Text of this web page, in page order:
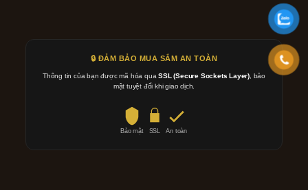
🔒 ĐẢM BẢO MUA SẮM AN TOÀN
Thông tin của bạn được mã hóa quaSSL (Secure Sockets Layer) , bảo
mật tuyệt đối khi giao dịch.
Bảo mật SSL An toàn